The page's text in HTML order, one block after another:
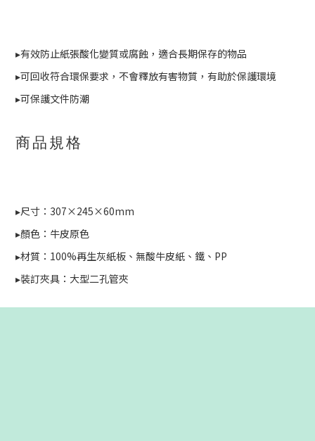
▸有效防止紙張酸化變質或腐蝕，適合長期保存的物品
▸可回收符合環保要求，不會釋放有害物質，有助於保護環境
▸可保護文件防潮
商品規格
▸尺寸：307×245×60mm
▸顏色：牛皮原色
▸材質：100%再生灰紙板、無酸牛皮紙、鐵、PP
▸裝訂夾具：大型二孔管夾